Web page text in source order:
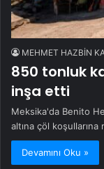
MEHMET HAZBİN
850 tonluk
inşa etti
Meksika'da Benito
altına çöl
Devamını Oku »